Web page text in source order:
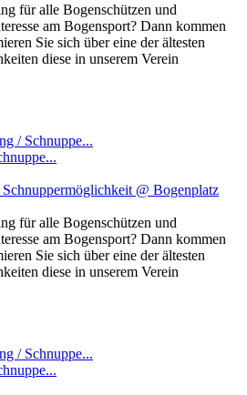
für alle Bogenschützen und
am Bogensport? Dann kommen
Sie sich über eine der ältesten
diese in unserem Verein
/ Schnuppe...
für alle Bogenschützen und
am Bogensport? Dann kommen
Sie sich über eine der ältesten
diese in unserem Verein
/ Schnuppe...